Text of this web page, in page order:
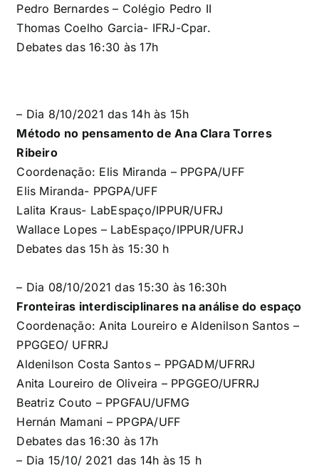
Pedro Bernardes – Colégio Pedro II
Thomas Coelho Garcia- IFRJ-Cpar.
Debates das 16:30 às 17h
– Dia 8/10/2021 das 14h às 15h
Método no pensamento de Ana Clara Torres
Ribeiro
Coordenação: Elis Miranda – PPGPA/UFF
Elis Miranda- PPGPA/UFF
Lalita Kraus- LabEspaço/IPPUR/UFRJ
Wallace Lopes – LabEspaço/IPPUR/UFRJ
Debates das 15h às 15:30 h
– Dia 08/10/2021 das 15:30 às 16:30h
Fronteiras interdisciplinares na análise do espaço
Coordenação: Anita Loureiro e Aldenilson Santos –
PPGGEO/ UFRRJ
Aldenilson Costa Santos – PPGADM/UFRRJ
Anita Loureiro de Oliveira – PPGGEO/UFRRJ
Beatriz Couto – PPGFAU/UFMG
Hernán Mamani – PPGPA/UFF
Debates das 16:30 às 17h
– Dia 15/10/ 2021 das 14h às 15 h